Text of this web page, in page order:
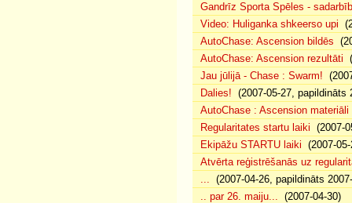
Gandrīz Sporta Spēles -
Video: Huliganka shkeerso upi
AutoChase: Ascension bildēs
AutoChase: Ascension rezultāti
Jau jūlijā - Chase : Swarm!
Dalies! (2007-05-27, papildināts
AutoChase : Ascension materiāli
Regularitates startu laiki (2007-
Ekipāžu STARTU laiki (2007-
Atvērta reģistrēšanās uz
... (2007-04-26, papildināts
.. par 26. maiju... (2007-04-30)